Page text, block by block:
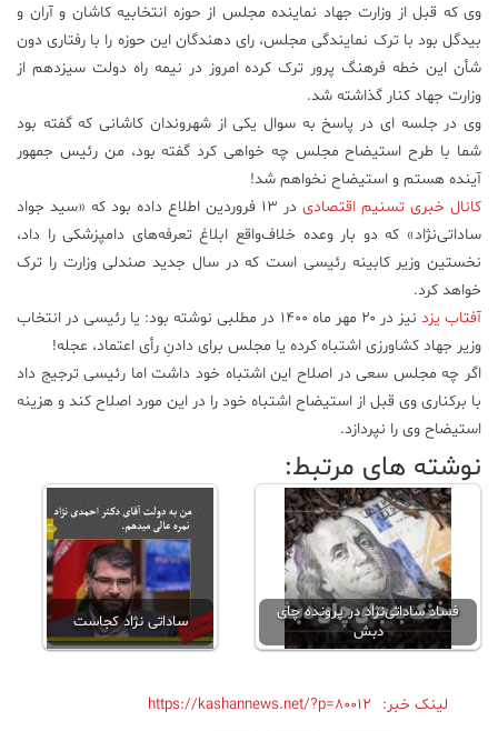
وی که قبل از وزارت جهاد نماینده مجلس از حوزه انتخابیه کاشان و آران و
بیدگل بود با ترک نمایندگی مجلس، رای دهندگان این حوزه را با رفتاری دون
شأن این خطه فرهنگ پرور ترک کرده امروز در نیمه راه دولت سیزدهم از
وزارت جهاد کنار گذاشته شد.
وی در جلسه ای در پاسخ به سوال یکی از شهروندان کاشانی که گفته بود
شما با طرح استیضاح مجلس چه خواهی کرد گفته بود، من رئیس جمهور
آینده هستم و استیضاح نخواهم شد!
کانال خبری تسنیم اقتصادی
در ۱۳ فروردین اطلاع داده بود که «سید جواد
ساداتی‌نژاد» که دو بار وعده خلاف‌واقع ابلاغ تعرفه‌های دامپزشکی را داد،
نخستین وزیر کابینه رئیسی است که در سال جدید صندلی وزارت را ترک
خواهد کرد.
آفتاب یزد
نیز در ۲۰ مهر ماه ۱۴۰۰ در مطلبی نوشته بود: یا رئیسی در انتخاب
وزیر جهاد کشاورزی اشتباه کرده یا مجلس برای دادنِ رأی اعتماد، عجله!
اگر چه مجلس سعی در اصلاح این اشتباه خود داشت اما رئیسی ترجیج داد
با برکناری وی قبل از استیضاح اشتباه خود را در این مورد اصلاح کند و هزینه
استیضاح وی را نپردازد.
نوشته های مرتبط:
فساد ساداتی‌نژاد در پرونده چای
دبش
ساداتی نژاد کجاست
لینک خبر: https://kashannews.net/?p=80012